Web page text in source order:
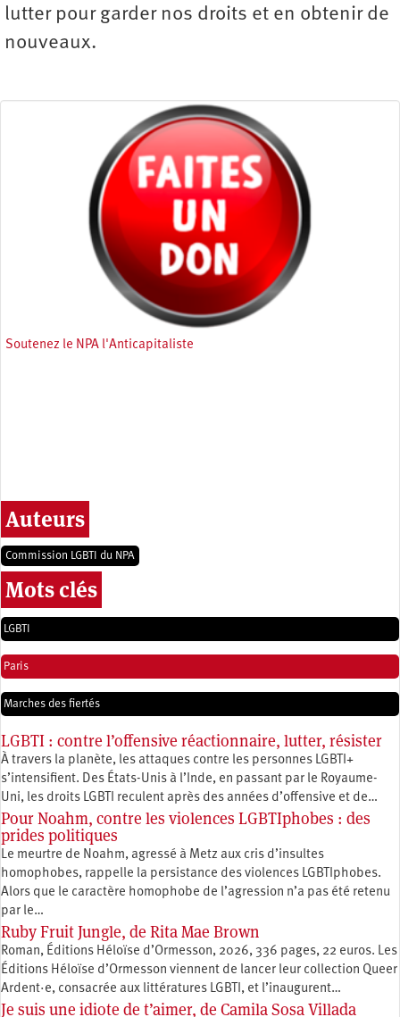
lutter pour garder nos droits et en obtenir de
nouveaux.
Soutenez le NPA l'Anticapitaliste
Auteurs
Commission LGBTI du NPA
Mots clés
LGBTI
Paris
Marches des fiertés
LGBTI : contre l’offensive réactionnaire, lutter, résister
À travers la planète, les attaques contre les personnes LGBTI+
s’intensifient. Des États-Unis à l’Inde, en passant par le Royaume-
Uni, les droits LGBTI reculent après des années d’offensive et de…
Pour Noahm, contre les violences LGBTIphobes : des
prides politiques
Le meurtre de Noahm, agressé à Metz aux cris d’insultes
homophobes, rappelle la persistance des violences LGBTIphobes.
Alors que le caractère homophobe de l’agression n’a pas été retenu
par le…
Ruby Fruit Jungle, de Rita Mae Brown
Roman, Éditions Héloïse d’Ormesson, 2026, 336 pages, 22 euros. Les
Éditions Héloïse d’Ormesson viennent de lancer leur collection Queer
Ardent·e, consacrée aux littératures LGBTI, et l’inaugurent…
Je suis une idiote de t’aimer, de Camila Sosa Villada